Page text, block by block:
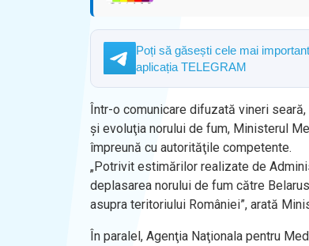
Poți să găsești cele mai
aplicația TELEGRAM
Într-o comunicare difuzată vineri
şi evoluţia norului de fum, Ministerul
împreună cu autorităţile competente.
„Potrivit estimărilor realizate de
deplasarea norului de fum către
asupra teritoriului României”, arată
În paralel, Agenţia Naţionala pentru